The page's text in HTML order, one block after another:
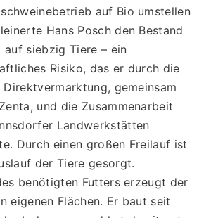
auf Bio umstellen
Hans Posch den Bestand
siebzig Tiere – ein
Risiko, das er durch die
gemeinsam
und die Zusammenarbeit
Landwerkstätten
Durch einen großen Freilauf ist
der Tiere gesorgt.
benötigten Futters erzeugt der
eigenen Flächen. Er baut seit